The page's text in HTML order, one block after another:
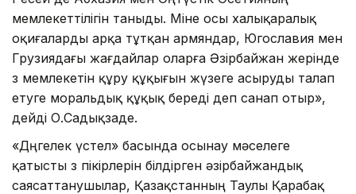
мемлекеттілігін таныды. Міне осы халықаралық
оқиғаларды арқа тұтқан армяндар, Югославия мен
Грузиядағы жағдайлар оларға Әзірбайжан жерінде
өз мемлекетін құру құқығын жүзеге асыруды талап
етуге моральдық құқық береді деп санап отыр»,
дейді О.Садықзаде.
«Дөңгелек үстел» басында осынау мәселеге
қатысты өз пікірлерін білдірген әзірбайжандық
саясаттанушылар, Қазақстанның Таулы Қарабақ